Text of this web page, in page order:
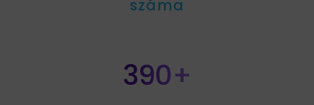
száma
390+